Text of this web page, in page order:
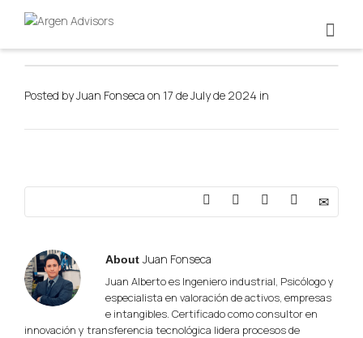
Posted byJuan Fonseca on 17 de July de 2024 in
AboutJuan Fonseca
Juan Alberto es Ingeniero industrial, Psicólogo y
especialista en valoración de activos, empresas
e intangibles. Certificado como consultor en
innovación y transferencia tecnológica lidera procesos de